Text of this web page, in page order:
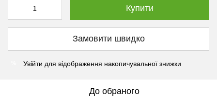
Купити
Замовити швидко
Увійти для відображення накопичувальної знижки
До обраного